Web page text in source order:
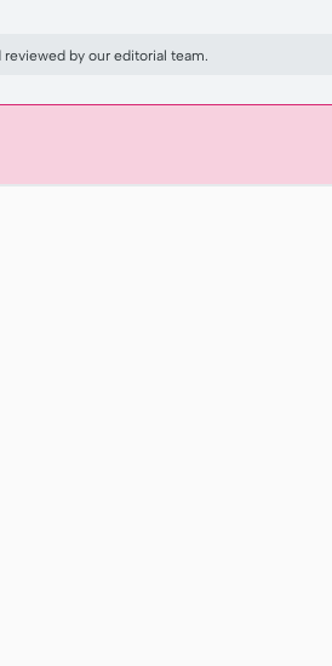
by our editorial team.